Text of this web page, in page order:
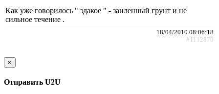
Как уже говорилось " эдакое " - заиленный грунт и не
сильное течение .
18/04/2010 08:06:18
#1112870
×
Отправить U2U